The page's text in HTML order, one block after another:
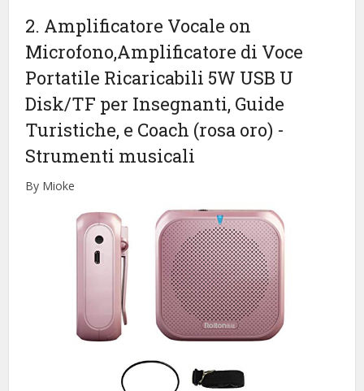
2. Amplificatore Vocale on
Microfono,Amplificatore di Voce
Portatile Ricaricabili 5W USB U
Disk/TF per Insegnanti, Guide
Turistiche, e Coach (rosa oro) -
Strumenti musicali
By Mioke